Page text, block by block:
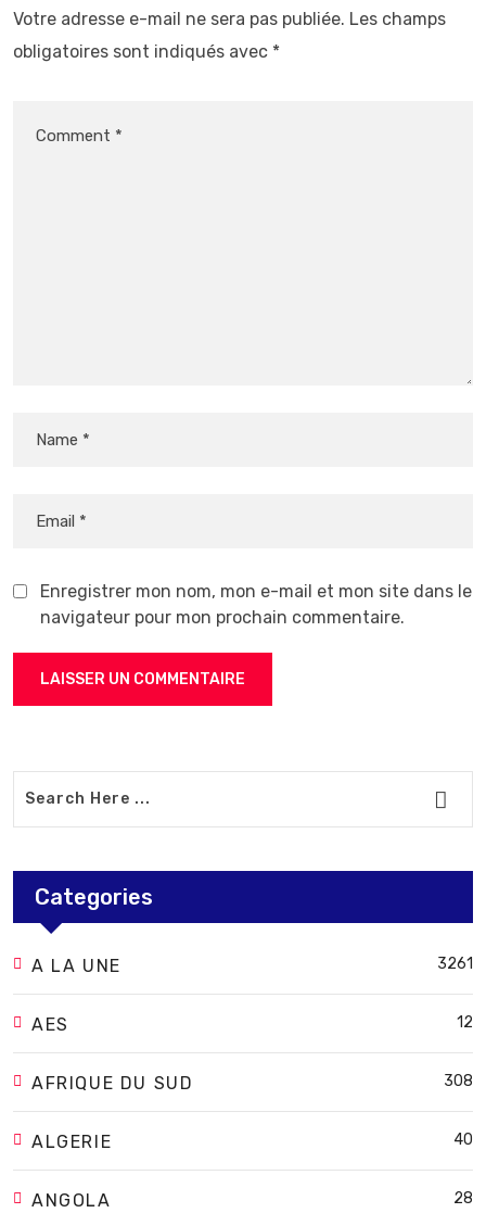
Votre adresse e-mail ne sera pas publiée. Les champs
obligatoires sont indiqués avec *
Enregistrer mon nom, mon e-mail et mon site dans le
navigateur pour mon prochain commentaire.
Categories
A LA UNE 3261
AES 12
AFRIQUE DU SUD 308
ALGERIE 40
ANGOLA 28